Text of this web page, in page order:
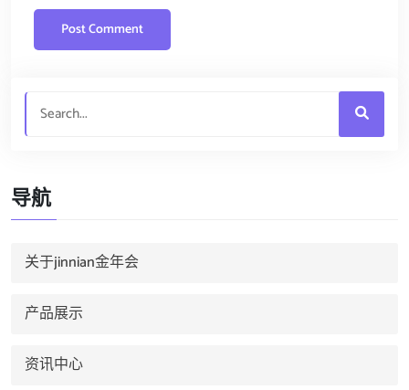
导航
关于jinnian金年会
产品展示
资讯中心